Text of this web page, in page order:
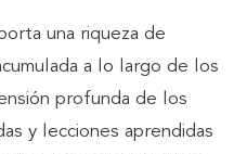
una riqueza de
a lo largo de los
profunda de los
y lecciones aprendidas